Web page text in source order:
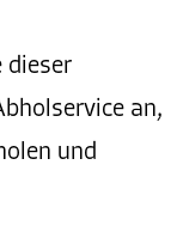
dieser
an,
und